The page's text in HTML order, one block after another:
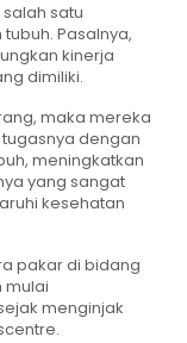
satu
Pasalnya,
kinerja
dimiliki.
maka mereka
dengan
meningkatkan
yang sangat
kesehatan
pakar di bidang
mulai
menginjak